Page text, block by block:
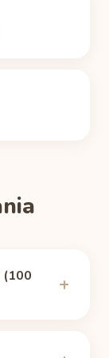
(100